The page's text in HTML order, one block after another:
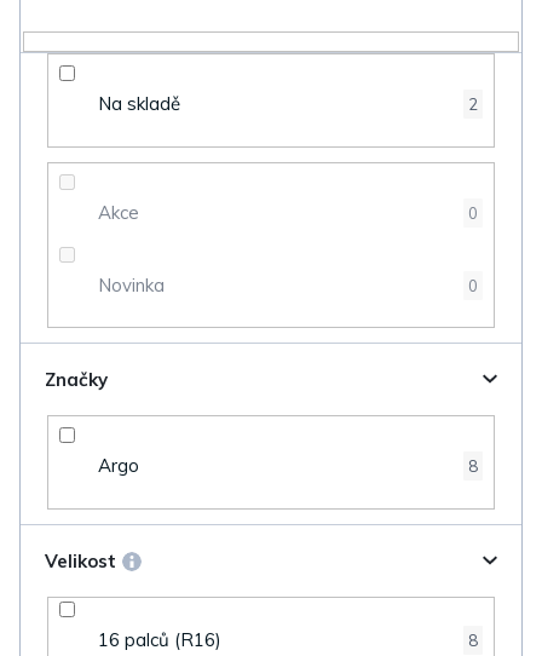
o
Na skladě 2
Akce 0
Novinka 0
Značky
Argo 8
Velikost
16 palců (R16) 8